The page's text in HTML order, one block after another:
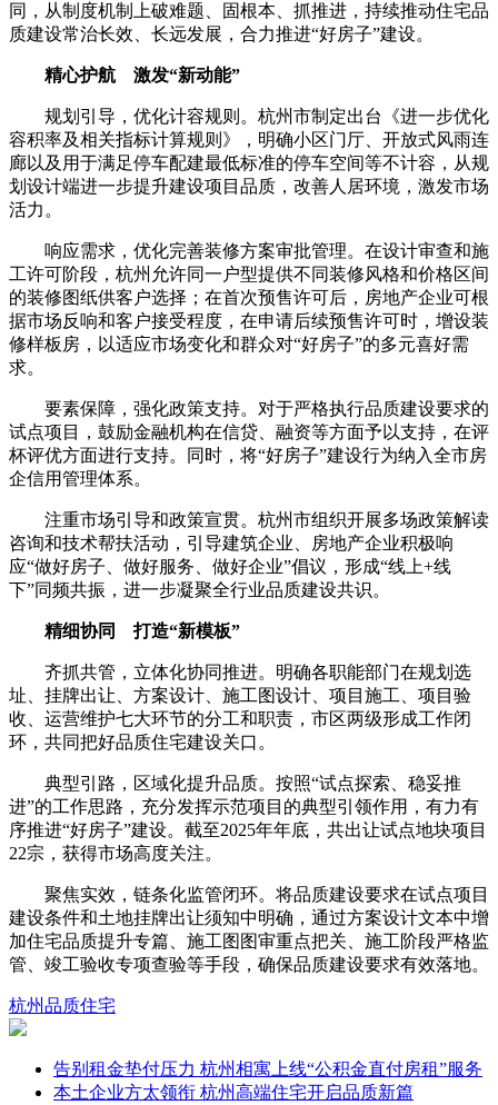
同，从制度机制上破难题、固根本、抓推进，持续推动住宅品
质建设常治长效、长远发展，合力推进“好房子”建设。
精心护航 激发“新动能”
规划引导，优化计容规则。杭州市制定出台《进一步优化
容积率及相关指标计算规则》，明确小区门厅、开放式风雨连
廊以及用于满足停车配建最低标准的停车空间等不计容，从规
划设计端进一步提升建设项目品质，改善人居环境，激发市场
活力。
响应需求，优化完善装修方案审批管理。在设计审查和施
工许可阶段，杭州允许同一户型提供不同装修风格和价格区间
的装修图纸供客户选择；在首次预售许可后，房地产企业可根
据市场反响和客户接受程度，在申请后续预售许可时，增设装
修样板房，以适应市场变化和群众对“好房子”的多元喜好需
求。
要素保障，强化政策支持。对于严格执行品质建设要求的
试点项目，鼓励金融机构在信贷、融资等方面予以支持，在评
杯评优方面进行支持。同时，将“好房子”建设行为纳入全市房
企信用管理体系。
注重市场引导和政策宣贯。杭州市组织开展多场政策解读
咨询和技术帮扶活动，引导建筑企业、房地产企业积极响
应“做好房子、做好服务、做好企业”倡议，形成“线上+线
下”同频共振，进一步凝聚全行业品质建设共识。
精细协同 打造“新模板”
齐抓共管，立体化协同推进。明确各职能部门在规划选
址、挂牌出让、方案设计、施工图设计、项目施工、项目验
收、运营维护七大环节的分工和职责，市区两级形成工作闭
环，共同把好品质住宅建设关口。
典型引路，区域化提升品质。按照“试点探索、稳妥推
进”的工作思路，充分发挥示范项目的典型引领作用，有力有
序推进“好房子”建设。截至2025年年底，共出让试点地块项目
22宗，获得市场高度关注。
聚焦实效，链条化监管闭环。将品质建设要求在试点项目
建设条件和土地挂牌出让须知中明确，通过方案设计文本中增
加住宅品质提升专篇、施工图图审重点把关、施工阶段严格监
管、竣工验收专项查验等手段，确保品质建设要求有效落地。
杭州品质住宅
告别租金垫付压力 杭州相寓上线“公积金直付房租”服务
本土企业方太领衔 杭州高端住宅开启品质新篇